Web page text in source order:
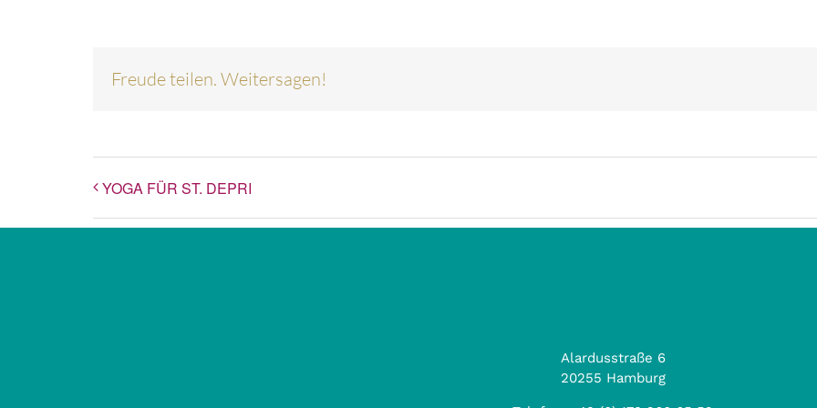
Freude teilen. Weitersagen!
YOGA FÜR ST. DEPRI
Alardusstraße 6
20255 Hamburg